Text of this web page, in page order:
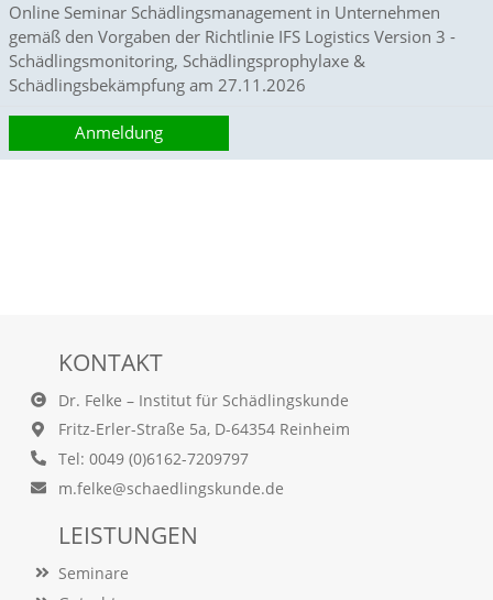
f
e
k
t
v
t
Online Seminar Schädlingsmanagement in Unternehmen
gemäß den Vorgaben der Richtlinie IFS Logistics Version 3 -
Schädlingsmonitoring, Schädlingsprophylaxe &
Schädlingsbekämpfung am 27.11.2026
Anmeldung
KONTAKT
Dr. Felke – Institut für Schädlingskunde
Fritz-Erler-Straße 5a, D-64354 Reinheim
Tel: 0049 (0)6162-7209797
m.felke@schaedlingskunde.de
LEISTUNGEN
Seminare